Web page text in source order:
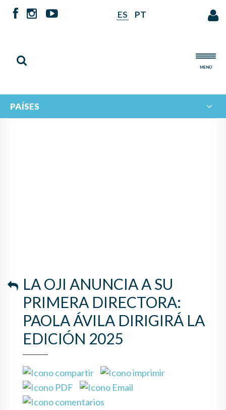
ES PT
MENÚ
PAÍSES
LA OJI ANUNCIA A SU
PRIMERA DIRECTORA:
PAOLA ÁVILA DIRIGIRÁ LA
EDICIÓN 2025